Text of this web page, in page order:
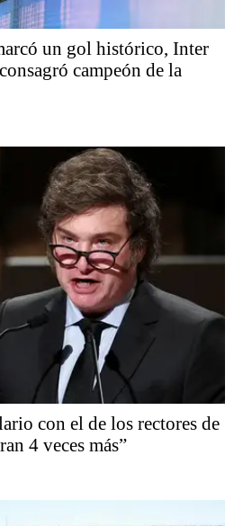
un gol histórico, Inter
campeón de la
con el de los rectores de
4 veces más”